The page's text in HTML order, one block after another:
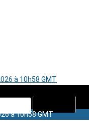
à 10h58 GMT
à 10h58 GMT